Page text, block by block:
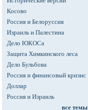
Косово
Россия и Белоруссия
Израиль и Палестина
Дело ЮКОСа
Защита Химкинского леса
Дело Бульбова
Россия и финансовый кризис
Доллар
Россия и Израиль
все темы